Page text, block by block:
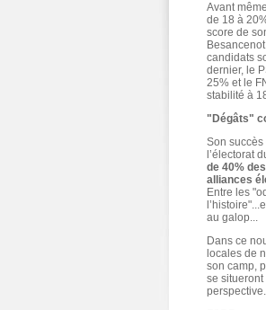
Avant
de 18 à
score de
candidats
dernier, le
25% et le
stabilité à
"Dégâts"
Son succès
l’électorat
de 40%
alliances
Entre les
au galop...
Dans ce
locales de
son camp,
se